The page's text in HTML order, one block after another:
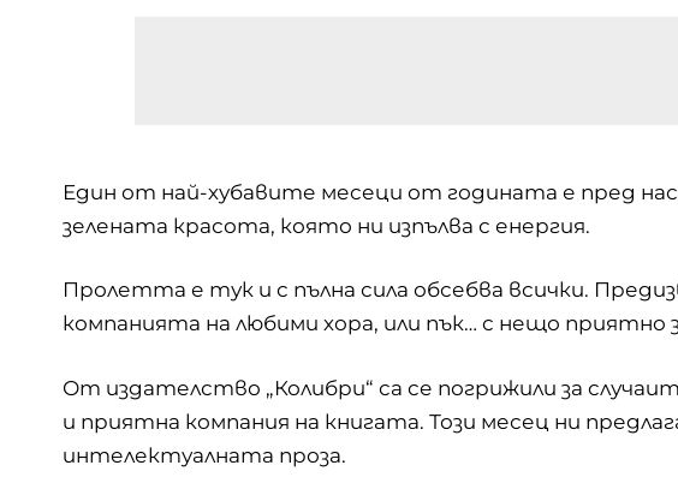
Един от най-хубавите месеци от годината е пред
зелената красота, която ни изпълва с енергия.
Пролетта е тук и с пълна сила обсебва всички.
компанията на любими хора, или пък… с нещо приятно
От издателство „Колибри“ са се погрижили за
и приятна компания на книгата. Този месец ни
интелектуалната проза.